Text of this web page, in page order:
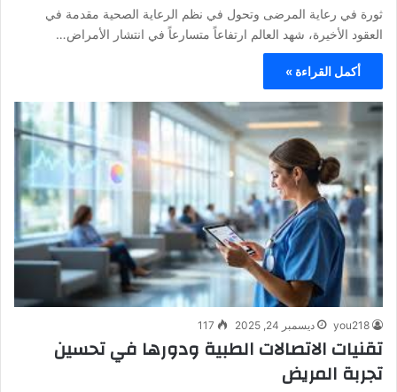
ثورة في رعاية المرضى وتحول في نظم الرعاية الصحية مقدمة في
العقود الأخيرة، شهد العالم ارتفاعاً متسارعاً في انتشار الأمراض…
أكمل القراءة »
you218 ديسمبر 24, 2025 117
تقنيات الاتصالات الطبية ودورها في تحسين
تجربة المريض